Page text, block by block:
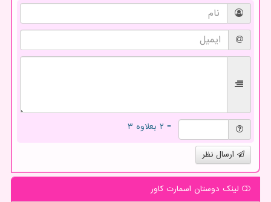
= ۲ بعلاوه ۳
ارسال نظر
لینک دوستان اسمارت كاور